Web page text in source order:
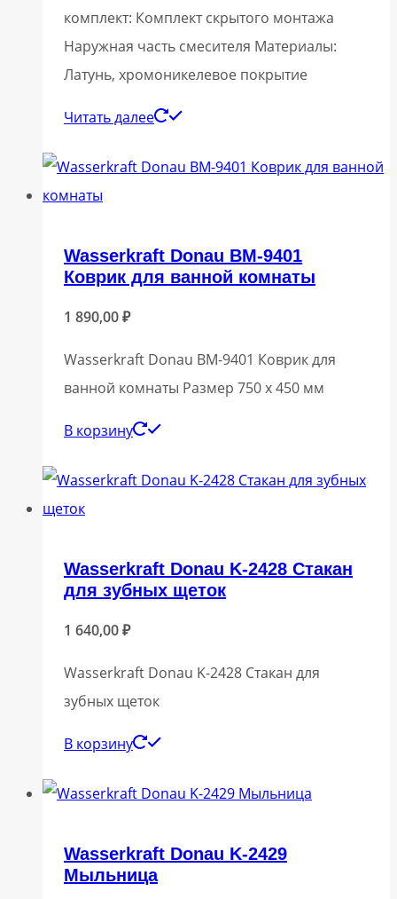
комплект: Комплект скрытого монтажа
Наружная часть смесителя Материалы:
Латунь, хромоникелевое покрытие
Читать далее
Wasserkraft Donau BM-9401
Коврик для ванной комнаты
1 890,00₽
Wasserkraft Donau BM-9401 Коврик для
ванной комнаты Размер 750 х 450 мм
В корзину
Wasserkraft Donau K-2428 Стакан
для зубных щеток
1 640,00₽
Wasserkraft Donau K-2428 Стакан для
зубных щеток
В корзину
Wasserkraft Donau K-2429
Мыльница